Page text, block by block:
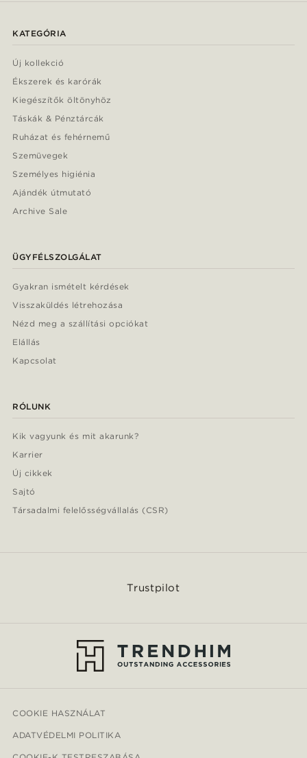
KATEGÓRIA
Új kollekció
Ékszerek és karórák
Kiegészítők öltönyhöz
Táskák & Pénztárcák
Ruházat és fehérnemű
Szemüvegek
Személyes higiénia
Ajándék útmutató
Archive Sale
ÜGYFÉLSZOLGÁLAT
Gyakran ismételt kérdések
Visszaküldés létrehozása
Nézd meg a szállítási opciókat
Elállás
Kapcsolat
RÓLUNK
Kik vagyunk és mit akarunk?
Karrier
Új cikkek
Sajtó
Társadalmi felelősségvállalás (CSR)
Trustpilot
COOKIE HASZNÁLAT
ADATVÉDELMI POLITIKA